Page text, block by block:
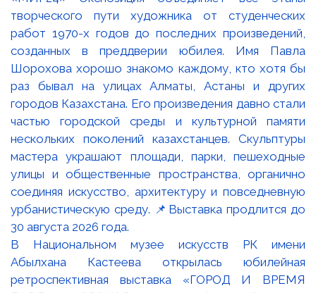
В Национальном музее искусств РК имени
Абылхана Кастеева открылась юбилейная
ретроспективная выставка «ГОРОД И ВРЕМЯ